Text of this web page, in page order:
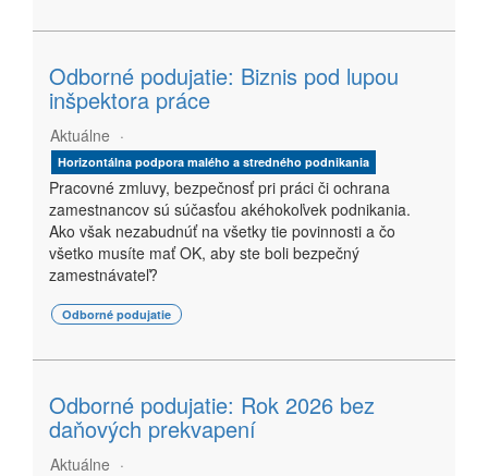
Odborné podujatie: Biznis pod lupou
inšpektora práce
Aktuálne
Horizontálna podpora malého a stredného podnikania
Pracovné zmluvy, bezpečnosť pri práci či ochrana
zamestnancov sú súčasťou akéhokoľvek podnikania.
Ako však nezabudnúť na všetky tie povinnosti a čo
všetko musíte mať OK, aby ste boli bezpečný
zamestnávateľ?
Odborné podujatie
Odborné podujatie: Rok 2026 bez
daňových prekvapení
Aktuálne